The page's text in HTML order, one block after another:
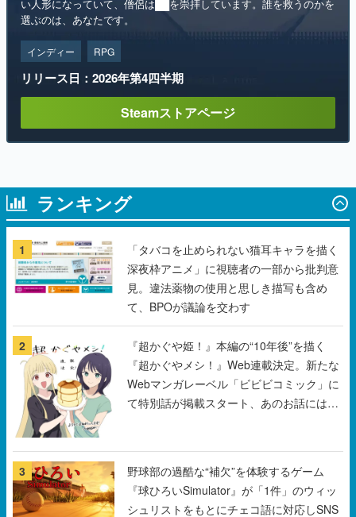
リリース日：2026年第4四半期
ランキング
1
「タバコを止められない猫耳キャラを描く
深夜枠アニメ」に視聴者の一部から批判意
見。違法薬物の使用と思しき描写も含め
て、BPOが議論を交わす
2
『超かぐや姫！』本編の“10年後”を描く
『超かぐやメシ！』Web連載決定。新たな
Webマンガレーベル「ビビビコミック」に
て特別話が掲載スタート、あのお話には…
まだ続きがある！
3
野球部の過酷な“補欠”を体験するゲーム
シュリストをもとにチェコ語に対応しSNS
で話題に。『キングダム・カム』開発元や
チェコのプロ野球選手から称賛の声
4
『ファイナルファンタジーⅦ リベレーショ